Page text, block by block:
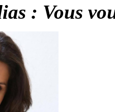
: Vous